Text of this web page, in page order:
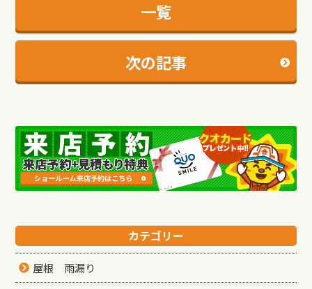
一覧
次の記事
カテゴリー
屋根 雨漏り